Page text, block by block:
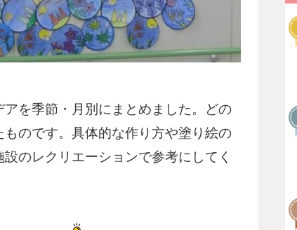
を季節・月別にまとめました。どの
のです。具体的な作り方や塗り絵の
のレクリエーションで参考にしてく